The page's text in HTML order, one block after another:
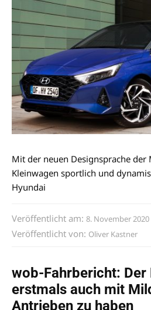
Mit der neuen Designsprache
Kleinwagen sportlich und
Hyundai
Veröffentlicht am: 8. November 2020
Veröffentlicht von: Oliver Kastner
wob-Fahrbericht: Der
erstmals auch mit
Antrieben zu haben